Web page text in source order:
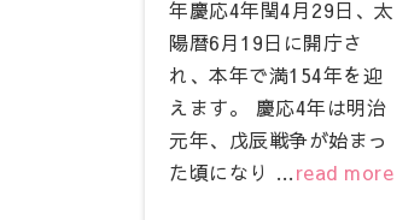
年慶応4年閏4月29日、太
陽暦6月19日に開庁さ
れ、本年で満154年を迎
えます。 慶応4年は明治
元年、戊辰戦争が始まっ
た頃になり …read more